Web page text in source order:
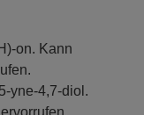
on. Kann
yne-4,7-diol.